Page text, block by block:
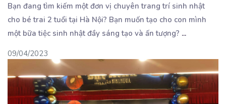
Bạn đang tìm kiếm một đơn vị chuyên trang trí sinh nhật
cho bé trai 2 tuổi tại Hà Nội? Bạn muốn tạo cho con mình
một bữa tiệc sinh nhật đầy sáng tạo và ấn tượng? ...
09/04/2023